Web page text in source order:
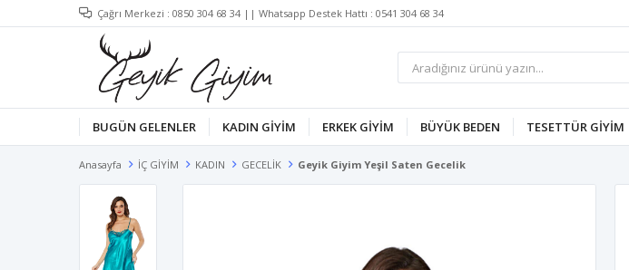
Çağrı Merkezi : 0850 304 68 34 || Whatsapp Destek Hattı : 0541 304 68 34
BUGÜN GELENLER KADIN GİYİM ERKEK GİYİM BÜYÜK BEDEN TESETTÜR GİYİM
Anasayfa İÇ GİYİM KADIN GECELİK Geyik Giyim Yeşil Saten Gecelik